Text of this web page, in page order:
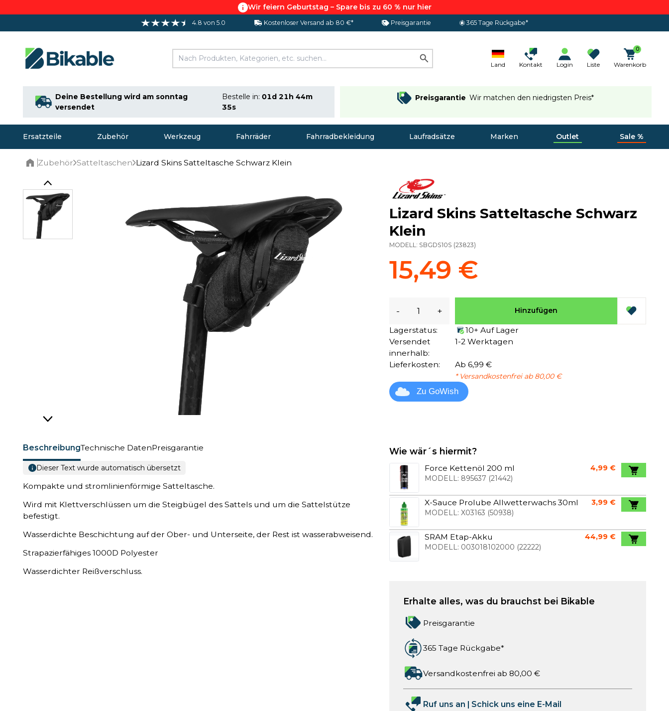
Wir feiern Geburtstag – Spare bis zu 60 % nur hier
4.8 von 5.0 Kostenloser Versand ab 80 €* Preisgarantie 365 Tage Rückgabe*
Land Kontakt Login Liste
0
Warenkorb
Deine Bestellung wird am sonntag
versendet
Bestelle in: 01d 21h 44m
34s
Preisgarantie Wir matchen den niedrigsten Preis*
Ersatzteile Zubehör Werkzeug Fahrräder Fahrradbekleidung Laufradsätze Marken Outlet Sale %
Zubehör Satteltaschen Lizard Skins Satteltasche Schwarz Klein
BeschreibungTechnische DatenPreisgarantie
Dieser Text wurde automatisch übersetzt
Kompakte und stromlinienförmige Satteltasche.
Wird mit Klettverschlüssen um die Steigbügel des Sattels und um die Sattelstütze
befestigt.
Wasserdichte Beschichtung auf der Ober- und Unterseite, der Rest ist wasserabweisend.
Strapazierfähiges 1000D Polyester
Wasserdichter Reißverschluss.
Lizard Skins Satteltasche Schwarz
Klein
MODELL: SBGDS10S (23823)
15,49 €
- + Hinzufügen
Lagerstatus:
10+ Auf Lager
Versendet
innerhalb:
1-2 Werktagen
Lieferkosten: Ab 6,99 €
* Versandkostenfrei ab 80,00 €
Zu GoWish
Wie wär´s hiermit?
Force Kettenöl 200 ml
MODELL: 895637 (21442)
4,99 €
X-Sauce Prolube Allwetterwachs 30ml
MODELL: X03163 (50938)
3,99 €
SRAM Etap-Akku
MODELL: 003018102000 (22222)
44,99 €
Erhalte alles, was du brauchst bei Bikable
Preisgarantie
365 Tage Rückgabe*
Versandkostenfrei ab 80,00 €
Ruf uns an | Schick uns eine E-Mail